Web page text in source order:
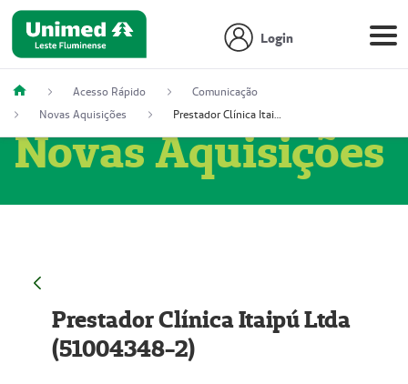
Login
Acesso Rápido
Comunicação
Novas Aquisições
Prestador Clínica Itaipú Ltda (51004348-2)
Novas Aquisições
Prestador Clínica Itaipú Ltda
(51004348-2)